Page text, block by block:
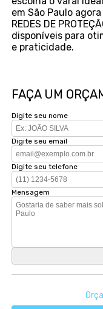
em São Paulo
REDES DE
disponíveis para
e praticidade.
FAÇA UM
Digite seu nome
Digite seu email
Digite seu telefone
Mensagem